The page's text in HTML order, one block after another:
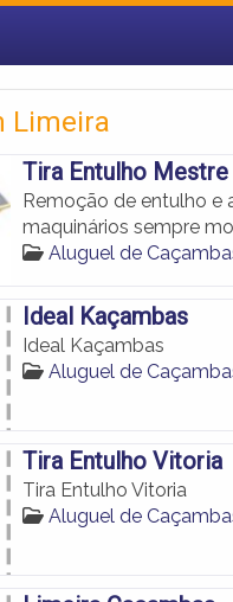
Limeira
Tira Entulho Mestre
Remoção de entulho e
maquinários sempre
Aluguel de
Ideal Kaçambas
Ideal Kaçambas
Aluguel de
Tira Entulho Vitoria
Tira Entulho Vitoria
Aluguel de